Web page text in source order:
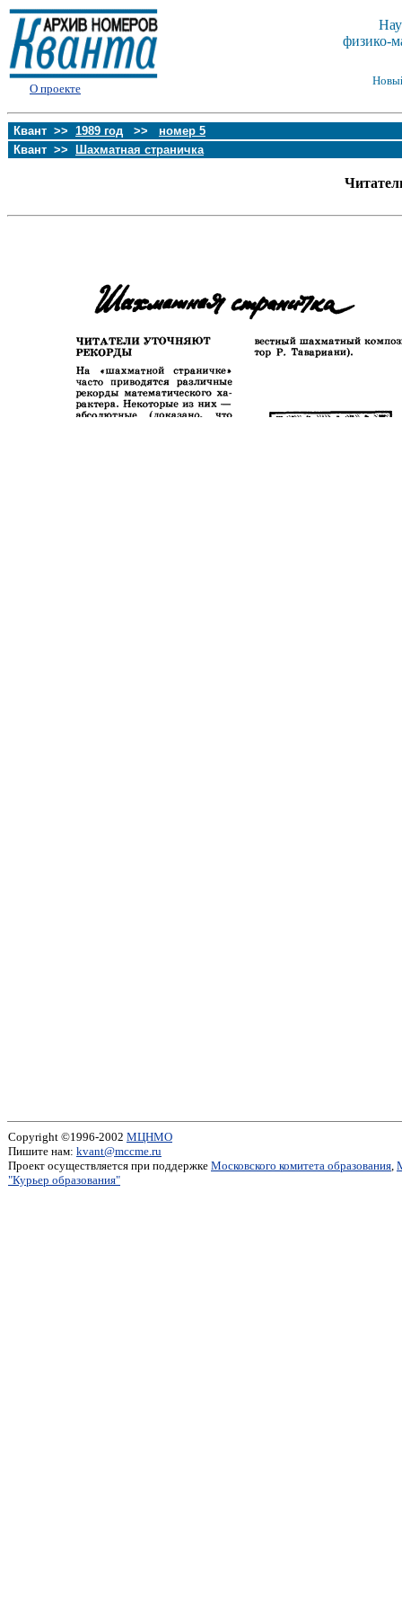
О проекте
физико-
Квант >> 1989 год >> номер 5
Квант >>
Шахматная страничка
Copyright ©1996-2002 МЦНМО
Пишите нам: kvant@mccme.ru
Проект осуществляется при поддержке Московского комитета образования,
"Курьер образования"